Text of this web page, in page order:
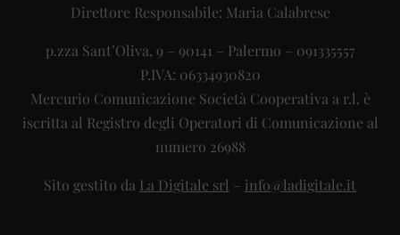
Direttore Responsabile: Maria Calabrese
p.zza Sant’Oliva, 9 – 90141 – Palermo – 091335557
P.IVA: 06334930820
Mercurio Comunicazione Società Cooperativa a r.l. è
iscritta al Registro degli Operatori di Comunicazione al
numero 26988
Sito gestito da La Digitale srl – info@ladigitale.it